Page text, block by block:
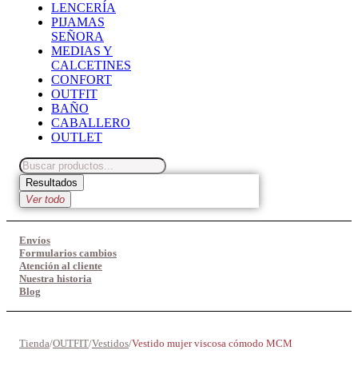
LENCERÍA
PIJAMAS
SEÑORA
MEDIAS Y
CALCETINES
CONFORT
OUTFIT
BAÑO
CABALLERO
OUTLET
Search
...Resultados
Ver todo
Envíos
Formularios cambios
Atención al cliente
Nuestra historia
Blog
Tienda/OUTFIT/Vestidos/Vestido mujer viscosa cómodo MCM